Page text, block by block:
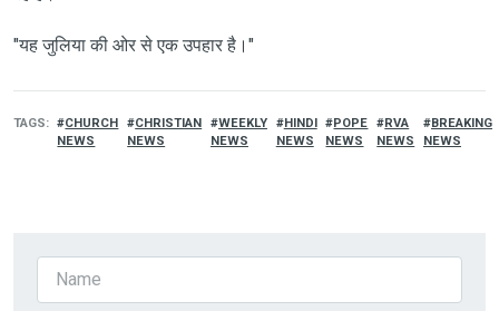
"यह जुलिया की ओर से एक उपहार है।"
TAGS
CHURCH
NEWS
CHRISTIAN
NEWS
WEEKLY
NEWS
HINDI
NEWS
POPE
NEWS
RVA
NEWS
BREAKING
NEWS